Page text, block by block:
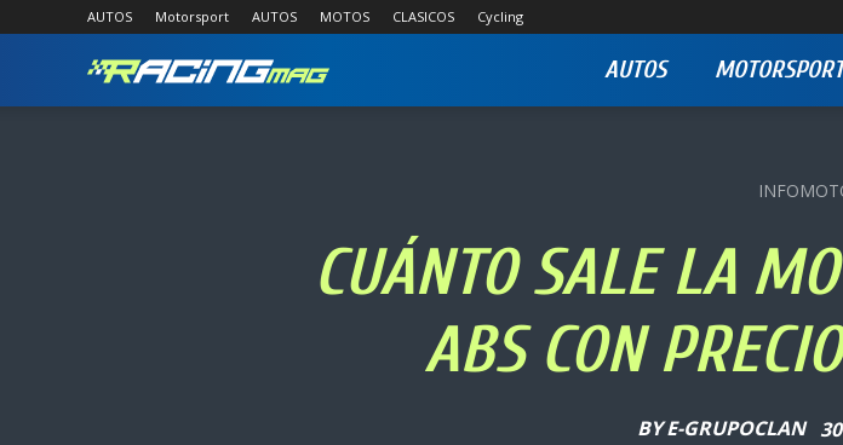
AUTOS Motorsport AUTOS MOTOS CLASICOS Cycling
RACING AUTOS MOTORSPORT
CUÁNTO SALE LA
ABS CON
BYE-GRUPOCLAN